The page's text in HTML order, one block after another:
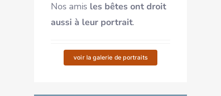
Nos amis les bêtes ont droit
aussi à leur portrait.
voir la galerie de portraits